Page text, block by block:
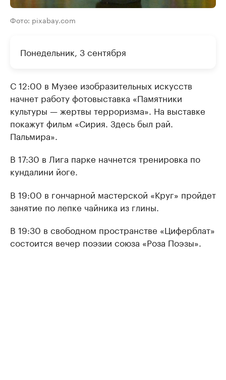
Фото: pixabay.com
Понедельник, 3 сентября
С 12:00 в Музее изобразительных искусств
начнет работу фотовыставка «Памятники
культуры — жертвы терроризма». На выставке
покажут фильм «Сирия. Здесь был рай.
Пальмира».
В 17:30 в Лига парке начнется тренировка по
кундалини йоге.
В 19:00 в гончарной мастерской «Круг» пройдет
занятие по лепке чайника из глины.
В 19:30 в свободном пространстве «Циферблат»
состоится вечер поэзии союза «Роза Поэзы».